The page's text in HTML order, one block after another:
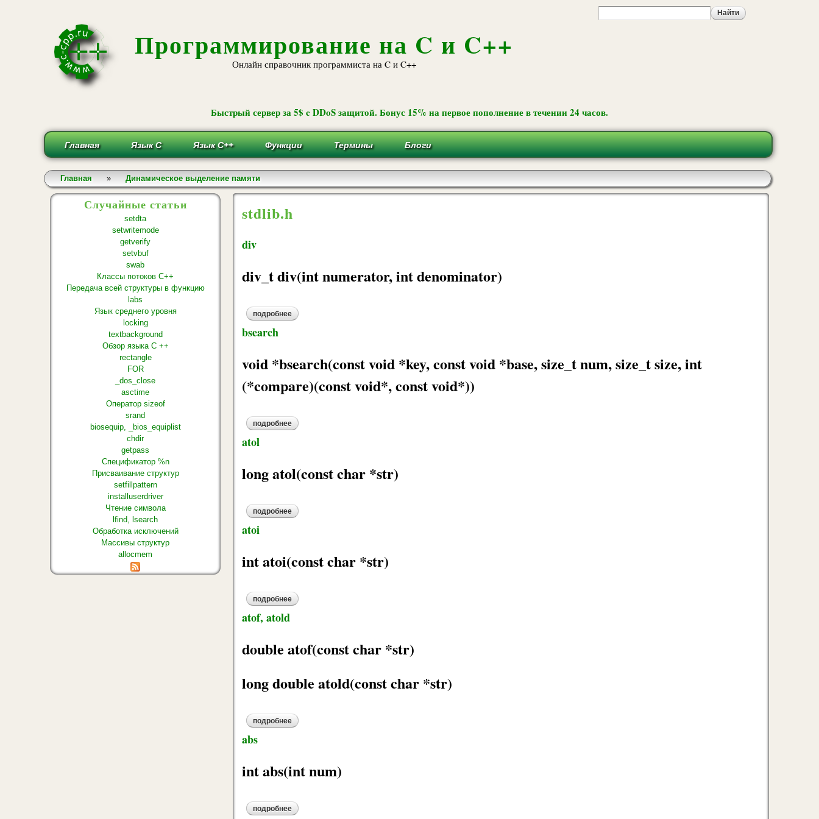
Программирование на C и C++
Онлайн справочник программиста на C и C++
Быстрый сервер за 5$ c DDoS защитой. Бонус 15% на первое пополнение в течении 24 часов.
Главная Язык С Язык С++ Функции Термины Блоги
Вы здесь
Главная » Динамическое выделение памяти
Случайные статьи
setdta
setwritemode
getverify
setvbuf
swab
Классы потоков C++
Передача всей структуры в функцию
labs
Язык среднего уровня
locking
textbackground
Обзор языка С ++
rectangle
FOR
_dos_close
asctime
Оператор sizeof
srand
biosequip, _bios_equiplist
chdir
getpass
Спецификатор %n
Присваивание структур
setfillpattern
installuserdriver
Чтение символа
lfind, lsearch
Обработка исключений
Массивы структур
allocmem
stdlib.h
div
div_t div(int numerator, int denominator)
подробнеео div
bsearch
void *bsearch(const void *key, const void *base, size_t num, size_t size, int
(*compare)(const void*, const void*))
подробнеео bsearch
atol
long atol(const char *str)
подробнеео atol
atoi
int atoi(const char *str)
подробнеео atoi
atof, atold
double atof(const char *str)
long double atold(const char *str)
подробнеео atof, atold
abs
int abs(int num)
подробнеео abs